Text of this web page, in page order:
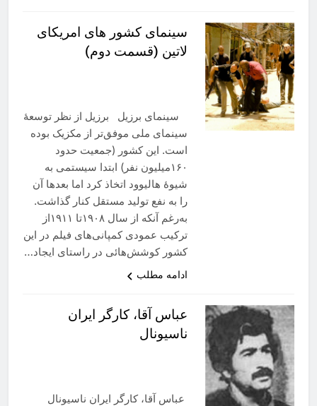
سینمای کشور های امریکای
لاتین (قسمت دوم)
سینمای برزیل برزیل از نظر توسعهٔ
سینمای ملی موفق‌تر از مکزیک بوده
است. این کشور (جمعیت حدود
۱۶۰میلیون نفر) ابتدا سیستمی به
شیوهٔ هالیوود اتخاذ کرد اما بعدها آن
را به نفع تولید مستقل کنار گذاشت.
به‌رغم آنکه از سال ۱۹۰۸تا ۱۹۱۱از
ترکیب عمودی کمپانی‌های فیلم در این
کشور کوشش‌هائی در راستای ایجاد…
ادامه مطلب
عباس آقا، کارگر ایران
ناسیونال
عباس آقا، کارگر ایران ناسیونال